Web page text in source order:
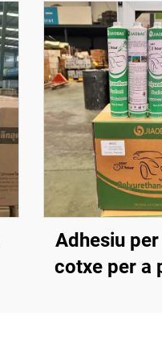
Adhesiu
cotxe per a